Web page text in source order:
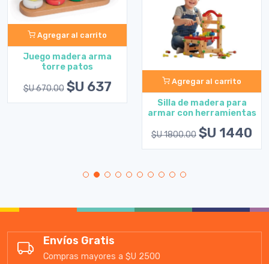
Agregar al carrito
Juego madera arma
torre patos
$U 670.00 $U 637 Agregar al carrito
Silla de madera para
armar con herramientas
$U 1800.00 $U 1440
Envíos Gratis
Compras mayores a $U 2500